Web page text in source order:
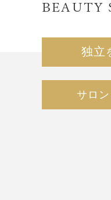
BEAUTY
独立
サロン